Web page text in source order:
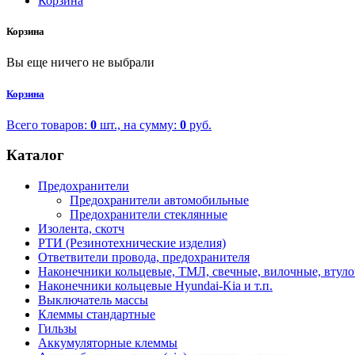
Корзина
Вы еще ничего не выбрали
Корзина
Всего товаров: 0 шт., на сумму: 0 руб.
Каталог
Предохранители
Предохранители автомобильные
Предохранители стеклянные
Изолента, скотч
РТИ (Резинотехнические изделия)
Ответвители провода, предохранителя
Наконечники кольцевые, ТМЛ, свечные, вилочные,
Наконечники кольцевые Hyundai-Kia и т.п.
Выключатель массы
Клеммы стандартные
Гильзы
Аккумуляторные клеммы